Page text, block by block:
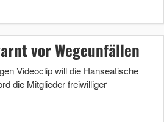
vor Wegeunfällen
Videoclip will die Hanseatische
die Mitglieder freiwilliger